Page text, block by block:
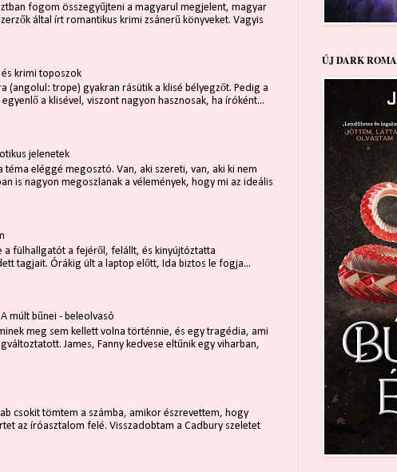
fogom összegyűjteni a magyarul megjelent, magyar
által írt romantikus krimi zsánerű könyveket. Vagyis
és krimi toposzok
(angolul: trope) gyakran rásütik a klisé bélyegzőt. Pedig a
a klisével, viszont nagyon hasznosak, ha íróként...
jelenetek
téma eléggé megosztó. Van, aki szereti, van, aki ki nem
is nagyon megoszlanak a vélemények, hogy mi az ideális
a fülhallgatót a fejéről, felállt, és kinyújtóztatta
tagjait. Órákig ült a laptop előtt, Ida biztos le fogja...
múlt bűnei - beleolvasó
meg sem kellett volna történnie, és egy tragédia, ami
James, Fanny kedvese eltűnik egy viharban,
csokit tömtem a számba, amikor észrevettem, hogy
az íróasztalom felé. Visszadobtam a Cadbury szeletet
ÚJ DARK